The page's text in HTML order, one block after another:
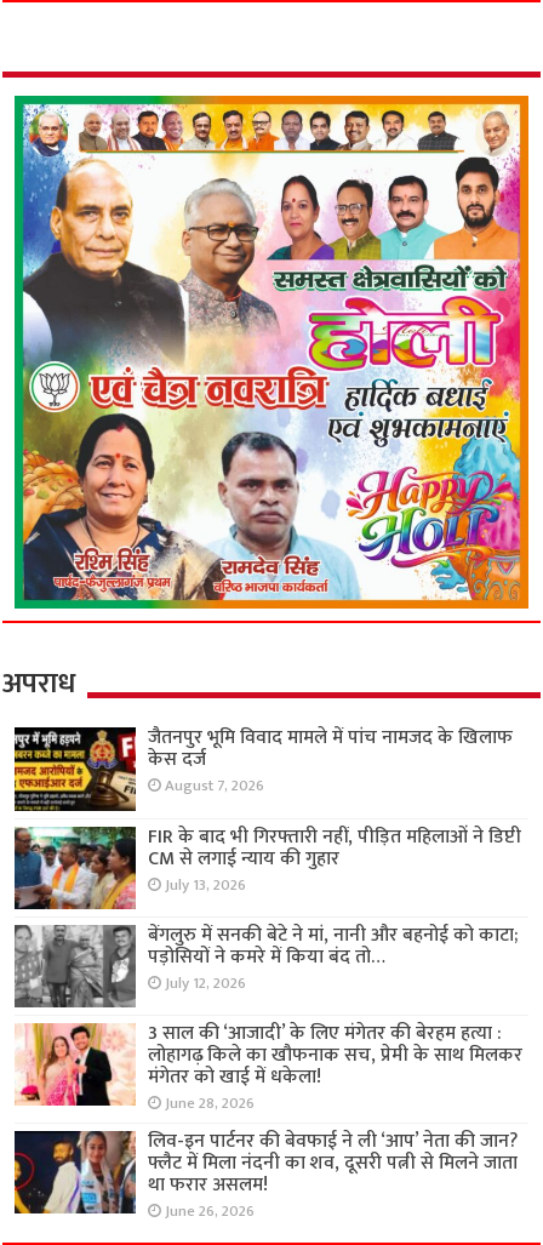
अपराध
जैतनपुर भूमि विवाद मामले में पांच नामजद के खिलाफ
केस दर्ज
August 7, 2026
FIR के बाद भी गिरफ्तारी नहीं, पीड़ित महिलाओं ने डिप्टी
CM से लगाई न्याय की गुहार
July 13, 2026
बेंगलुरु में सनकी बेटे ने मां, नानी और बहनोई को काटा;
पड़ोसियों ने कमरे में किया बंद तो…
July 12, 2026
3 साल की ‘आजादी’ के लिए मंगेतर की बेरहम हत्या :
लोहागढ़ किले का खौफनाक सच, प्रेमी के साथ मिलकर
मंगेतर को खाई में धकेला!
June 28, 2026
लिव-इन पार्टनर की बेवफाई ने ली ‘आप’ नेता की जान?
फ्लैट में मिला नंदनी का शव, दूसरी पत्नी से मिलने जाता
था फरार असलम!
June 26, 2026